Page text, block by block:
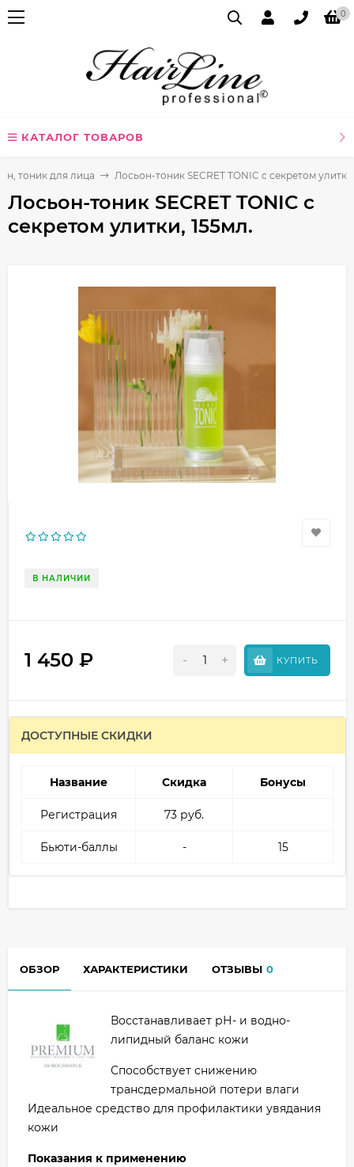
0
КАТАЛОГ ТОВАРОВ
тоник для лица Лосьон-тоник SECRET TONIC с секретом
Лосьон-тоник SECRET TONIC с
секретом улитки, 155мл.
В НАЛИЧИИ
1 450 ₽ - + КУПИТЬ
ДОСТУПНЫЕ СКИДКИ
Название Скидка Бонусы
Регистрация 73 руб.
Бьюти-баллы - 15
ОБЗОР ХАРАКТЕРИСТИКИ ОТЗЫВЫ 0
Восстанавливает рН- и водно-
липидный баланс кожи
Способствует снижению
трансдермальной потери влаги
Идеальное средство для профилактики увядания
кожи
Показания к применению